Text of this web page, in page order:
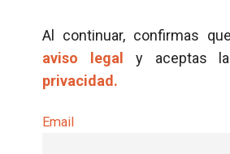
Al continuar, confirmas
aviso legal
y aceptas
privacidad.
Email